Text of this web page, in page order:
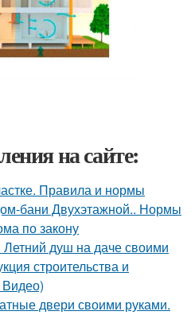
на сайте:
Правила и нормы
бани Двухэтажной.. Нормы
по закону
душ на даче своими
строительства и
Видео)
двери своими руками.